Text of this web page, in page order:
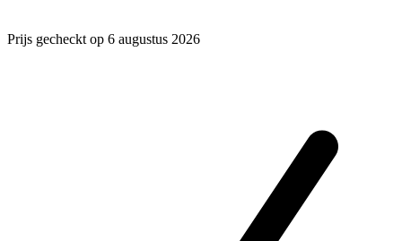
Prijs gecheckt op 6 augustus 2026